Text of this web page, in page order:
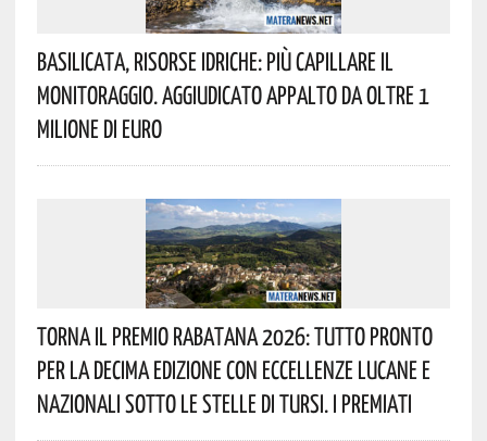
Basilicata, Risorse Idriche: Più Capillare Il
Monitoraggio. Aggiudicato Appalto Da Oltre 1
Milione Di Euro
Torna Il Premio Rabatana 2026: Tutto Pronto
Per La Decima Edizione Con Eccellenze Lucane E
Nazionali Sotto Le Stelle Di Tursi. I Premiati